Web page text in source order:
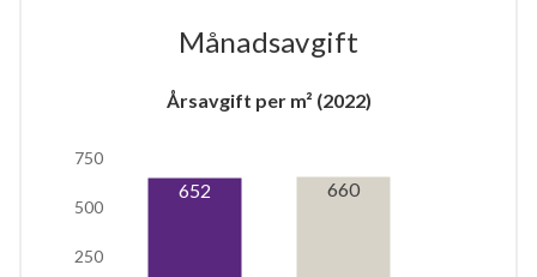
6
Månadsavgift
Årsavgift per m² (2022)
250
500
750
652 660